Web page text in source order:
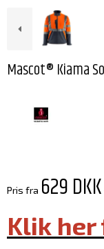
Mascot® Kiama
Pris fra 629 DKK
Klik